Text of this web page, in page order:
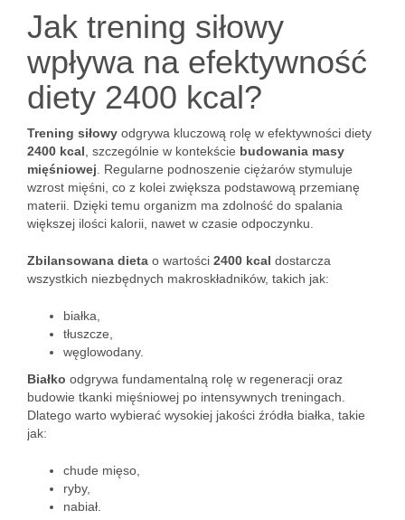
Jak trening siłowy
wpływa na efektywność
diety 2400 kcal?
Trening siłowy odgrywa kluczową rolę w efektywności diety
2400 kcal , szczególnie w kontekście budowania masy
mięśniowej . Regularne podnoszenie ciężarów stymuluje
wzrost mięśni, co z kolei zwiększa podstawową przemianę
materii. Dzięki temu organizm ma zdolność do spalania
większej ilości kalorii, nawet w czasie odpoczynku.
Zbilansowana dieta o wartości 2400 kcal dostarcza
wszystkich niezbędnych makroskładników, takich jak:
białka,
tłuszcze,
węglowodany.
Białko odgrywa fundamentalną rolę w regeneracji oraz
budowie tkanki mięśniowej po intensywnych treningach.
Dlatego warto wybierać wysokiej jakości źródła białka, takie
jak:
chude mięso,
ryby,
nabiał.